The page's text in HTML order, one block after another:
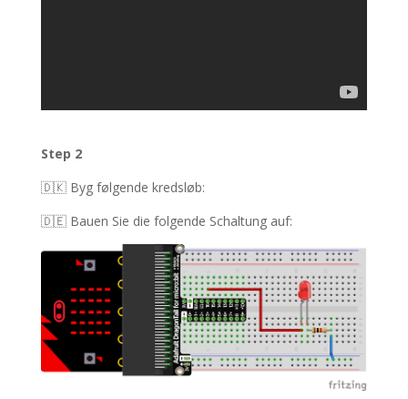
Step 2
🇩🇰 Byg følgende kredsløb:
🇩🇪 Bauen Sie die folgende Schaltung auf: